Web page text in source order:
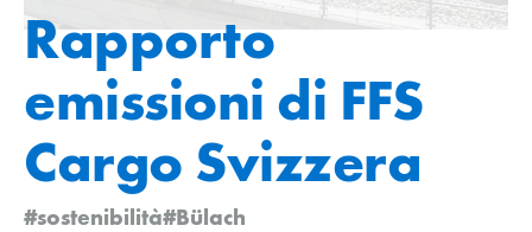
Rapporto
emissioni di FFS
Cargo Svizzera
#sostenibilità#Bülach